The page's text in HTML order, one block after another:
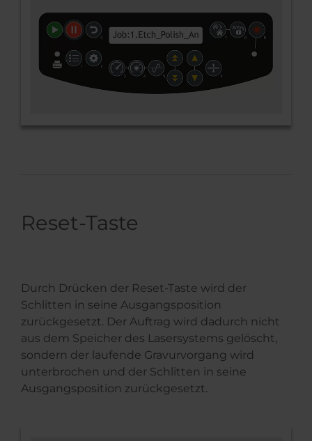
Reset-Taste
Durch Drücken der Reset-Taste wird der
Schlitten in seine Ausgangsposition
zurückgesetzt. Der Auftrag wird dadurch nicht
aus dem Speicher des Lasersystems gelöscht,
sondern der laufende Gravurvorgang wird
unterbrochen und der Schlitten in seine
Ausgangsposition zurückgesetzt.